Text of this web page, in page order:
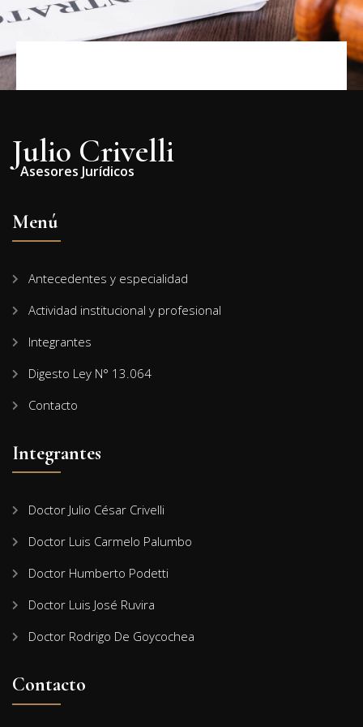
Julio Crivelli
Asesores Jurídicos
Menú
Antecedentes y especialidad
Actividad institucional y profesional
Integrantes
Digesto Ley N° 13.064
Contacto
Integrantes
Doctor Julio César Crivelli
Doctor Luis Carmelo Palumbo
Doctor Humberto Podetti
Doctor Luis José Ruvira
Doctor Rodrigo De Goycochea
Contacto